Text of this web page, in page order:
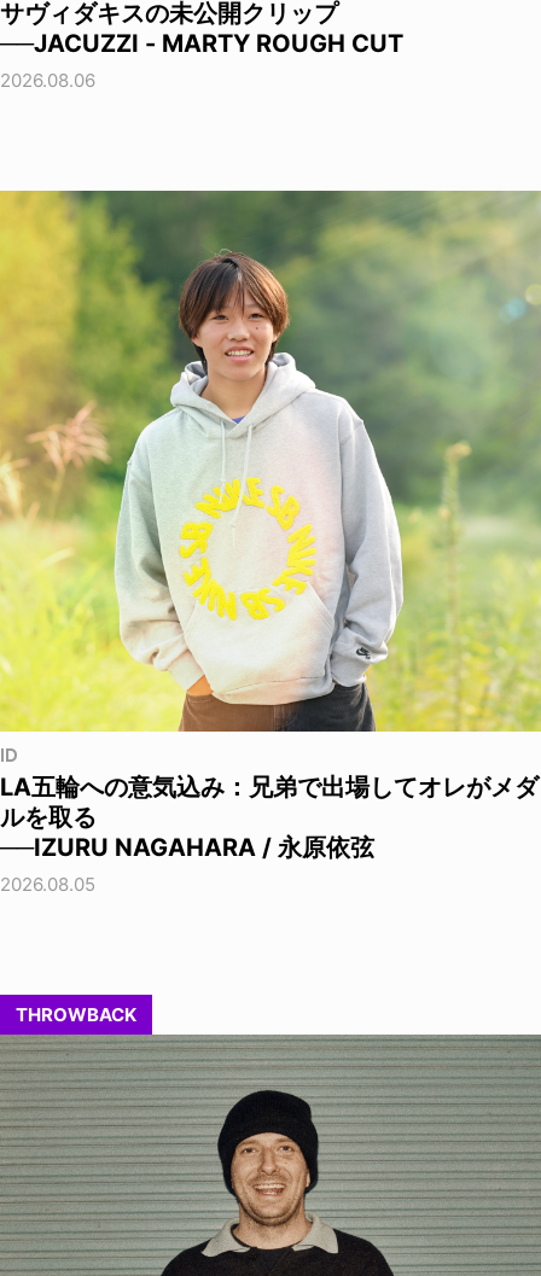
サヴィダキスの未公開クリップ
──JACUZZI - MARTY ROUGH CUT
2026.08.06
ID
LA五輪への意気込み：兄弟で出場してオレがメダ
ルを取る
──IZURU NAGAHARA / 永原依弦
2026.08.05
THROWBACK